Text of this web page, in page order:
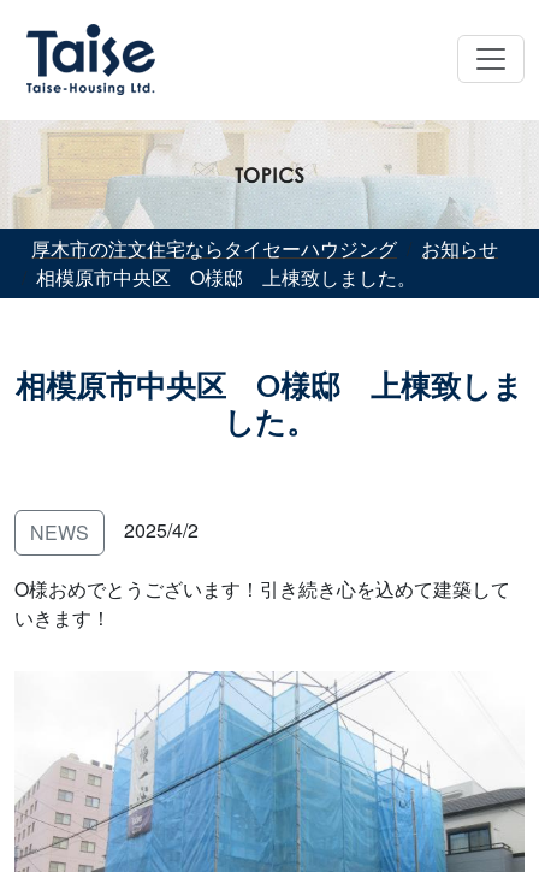
厚木市の注文住宅ならタイセーハウジング
お知らせ
相模原市中央区 O様邸 上棟致しました。
相模原市中央区 O様邸 上棟致しま
した。
NEWS 2025/4/2
O様おめでとうございます！引き続き心を込めて建築して
いきます！